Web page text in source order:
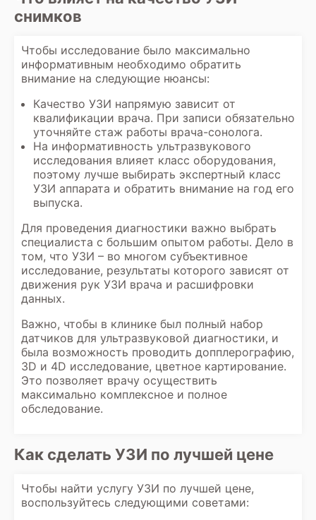
снимков
Чтобы исследование было максимально
информативным необходимо обратить
внимание на следующие нюансы:
Качество УЗИ напрямую зависит от
квалификации врача. При записи обязательно
уточняйте стаж работы врача-сонолога.
На информативность ультразвукового
исследования влияет класс оборудования,
поэтому лучше выбирать экспертный класс
УЗИ аппарата и обратить внимание на год его
выпуска.
Для проведения диагностики важно выбрать
специалиста с большим опытом работы. Дело в
том, что УЗИ – во многом субъективное
исследование, результаты которого зависят от
движения рук УЗИ врача и расшифровки
данных.
Важно, чтобы в клинике был полный набор
датчиков для ультразвуковой диагностики, и
была возможность проводить допплерографию,
3D и 4D исследование, цветное картирование.
Это позволяет врачу осуществить
максимально комплексное и полное
обследование.
Как сделать УЗИ по лучшей цене
Чтобы найти услугу УЗИ по лучшей цене,
воспользуйтесь следующими советами: